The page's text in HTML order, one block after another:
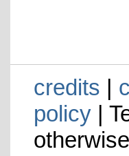
credits |
policy|